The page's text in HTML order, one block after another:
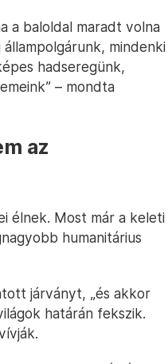
a baloldal maradt volna
mindenki
hadseregünk,
– mondta
az
élnek. Most már a keleti
humanitárius
járványt, „és akkor
határán fekszik.